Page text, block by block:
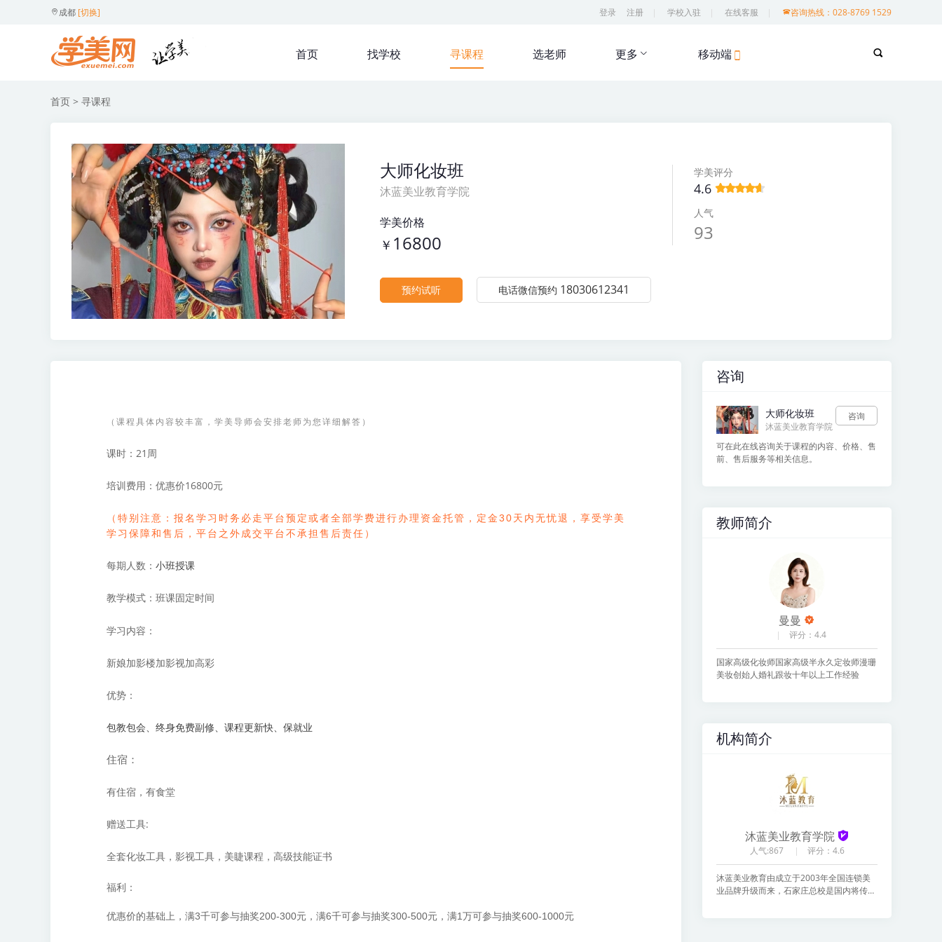
成都 [切换] 登录 注册 学校入驻 在线客服 咨询热线：028-8769 1529
首页 找学校 寻课程 选老师 更多 移动端
首页 > 寻课程
大师化妆班
沐蓝美业教育学院
学美价格
￥ 16800
预约试听 电话微信预约 18030612341
学美评分
4.6
人气
93
（课程具体内容较丰富，学美导师会安排老师为您详细解答）
课时： 21周
培训费用： 优惠价16800元
（特别注意：报名学习时务必走平台预定或者全部学费进行办理资金托管，定金30天内无忧退，享受学美
学习保障和售后，平台之外成交平台不承担售后责任）
每期人数 ： 小班授课
教学模式： 班课固定时间
学习内容：
新娘加影楼加影视加高彩
优势：
包教包会、终身免费副修、课程更新快、保就业
住宿：
有住宿，有食堂
赠送工具:
全套化妆工具，影视工具，美睫课程，高级技能证书
福利：
优惠价的基础上，满3千可参与抽奖200-300元，满6千可参与抽奖300-500元，满1万可参与抽奖600-1000元
咨询
大师化妆班
沐蓝美业教育学院
咨询
可在此在线咨询关于课程的内容、价格、售
前、售后服务等相关信息。
教师简介
曼曼
评分：4.4
国家高级化妆师国家高级半永久定妆师漫珊
美妆创始人婚礼跟妆十年以上工作经验
机构简介
沐蓝美业教育学院
人气:867 评分：4.6
沐蓝美业教育由成立于2003年全国连锁美
业品牌升级而来，石家庄总校是国内将传统